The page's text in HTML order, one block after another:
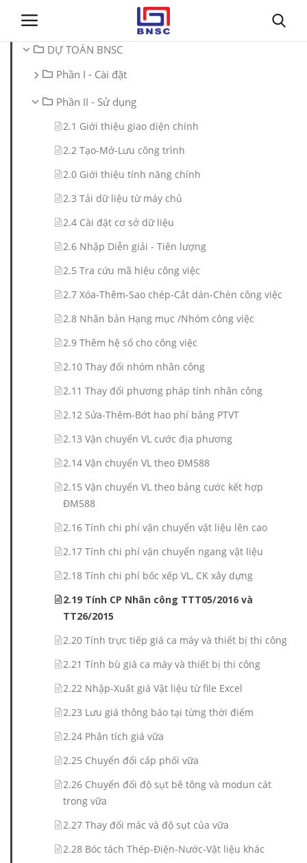
Đăng nhập
Trang chủ
Giới thiệu
Dự toán BNSC
DỰ TOÁN BNSC
Phần I - Cài đặt
Phần II - Sử dụng
2.1 Giới thiệu giao diện chính
2.2 Tạo-Mở-Lưu công trình
2.0 Giới thiệu tính năng chính
2.3 Tải dữ liệu từ máy chủ
2.4 Cài đặt cơ sở dữ liệu
2.6 Nhập Diễn giải - Tiên lượng
2.5 Tra cứu mã hiệu công việc
2.7 Xóa-Thêm-Sao chép-Cắt dán-Chèn công việc
2.8 Nhân bản Hạng mục /Nhóm công việc
2.9 Thêm hệ số cho công việc
2.10 Thay đổi nhóm nhân công
2.11 Thay đổi phương pháp tính nhân công
2.12 Sửa-Thêm-Bớt hao phí bảng PTVT
2.13 Vận chuyển VL cước địa phương
2.14 Vận chuyển VL theo ĐM588
2.15 Vận chuyển VL theo bảng cước kết hợp
ĐM588
2.16 Tính chi phí vận chuyển vật liệu lên cao
2.17 Tính chi phí vận chuyển ngang vật liệu
2.18 Tính chi phí bốc xếp VL, CK xây dựng
2.19 Tính CP Nhân công TTT05/2016 và
TT26/2015
2.20 Tính trực tiếp giá ca máy và thiết bị thi công
2.21 Tính bù giá ca máy và thiết bị thi công
2.22 Nhập-Xuất giá Vật liệu từ file Excel
2.23 Lưu giá thông báo tại từng thời điểm
2.24 Phân tích giá vữa
2.25 Chuyển đổi cấp phối vữa
2.26 Chuyển đổi độ sụt bê tông và modun cát
trong vữa
2.27 Thay đổi mác và độ sụt của vữa
2.28 Bóc tách Thép-Điện-Nước-Vật liệu khác